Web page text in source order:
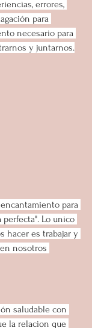
errores,
para
necesario para
y juntarnos.
para
perfecta". Lo unico
hacer es trabajar y
nosotros
saludable con
la relacion que